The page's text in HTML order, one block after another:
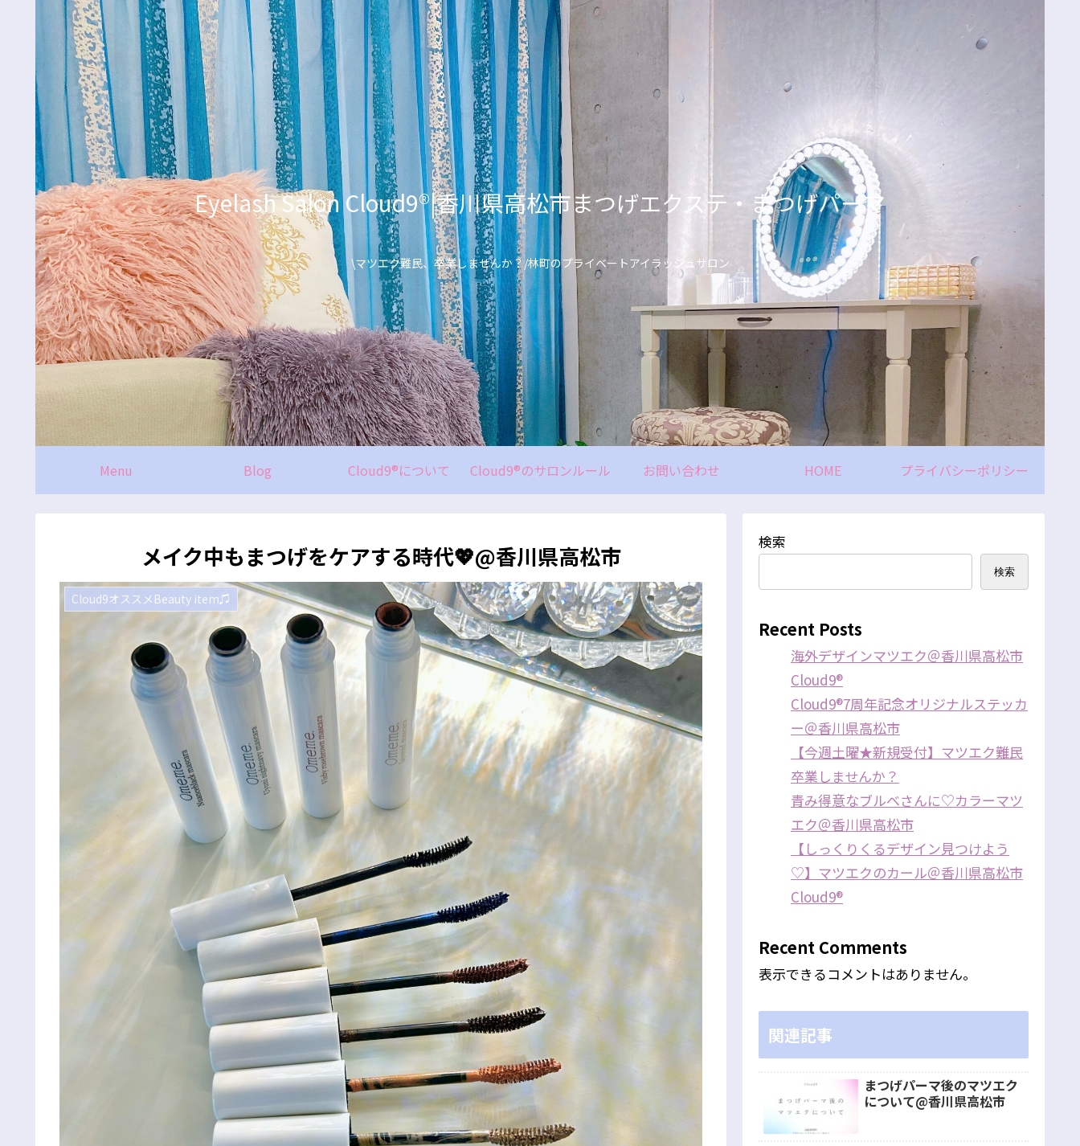
Eyelash Salon Cloud9®︎|香川県高松市まつげエクステ・まつげパーマ
\マツエク難民、卒業しませんか？/林町のプライベートアイラッシュサロン
Menu Blog Cloud9®について Cloud9®のサロンルール お問い合わせ HOME プライバシーポリシー
メイク中もまつげをケアする時代💖@香川県高松市
Cloud9オススメBeauty item♫
検索
検索
Recent Posts
海外デザインマツエク＠香川県高松市
Cloud9®
Cloud9®7周年記念オリジナルステッカ
ー＠香川県高松市
【今週土曜★新規受付】マツエク難民
卒業しませんか？
青み得意なブルベさんに♡カラーマツ
エク＠香川県高松市
【しっくりくるデザイン見つけよう
♡】マツエクのカール＠香川県高松市
Cloud9®
Recent Comments
表示できるコメントはありません。
関連記事
まつげパーマ後のマツエク
について@香川県高松市